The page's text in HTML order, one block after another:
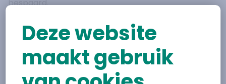
Deze website
maakt gebruik
bespaard.
Doelstelling
Het streven is om uiterlijk 1 december 2025 een
breed gedragen en formeel vastgelegde werkwijze
te publiceren en te implementeren binnen de
deelnemende organisaties.